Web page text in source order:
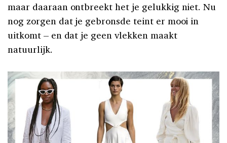
maar daaraan ontbreekt het je gelukkig niet. Nu
nog zorgen dat je gebronsde teint er mooi in
uitkomt – en dat je geen vlekken maakt
natuurlijk.